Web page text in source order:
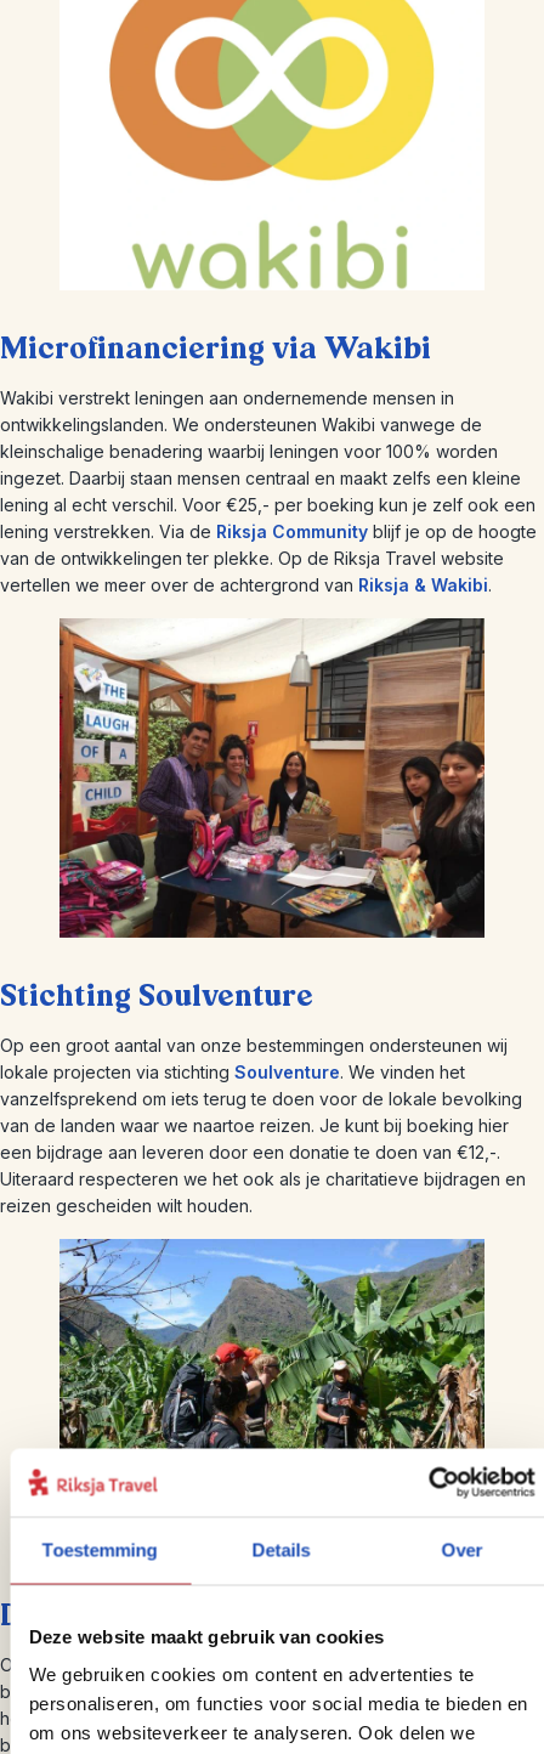
Toestemming Details Over
Deze website maakt gebruik van cookies
We gebruiken cookies om content en advertenties te
personaliseren, om functies voor social media te bieden en
om ons websiteverkeer te analyseren. Ook delen we
Microfinanciering via Wakibi
Wakibi verstrekt leningen aan ondernemende mensen in
ontwikkelingslanden. We ondersteunen Wakibi vanwege de
kleinschalige benadering waarbij leningen voor 100% worden
ingezet. Daarbij staan mensen centraal en maakt zelfs een kleine
lening al echt verschil. Voor €25,- per boeking kun je zelf ook een
lening verstrekken. Via de Riksja Community blijf je op de hoogte
van de ontwikkelingen ter plekke. Op de Riksja Travel website
vertellen we meer over de achtergrond van Riksja & Wakibi.
Stichting Soulventure
Op een groot aantal van onze bestemmingen ondersteunen wij
lokale projecten via stichting Soulventure. We vinden het
vanzelfsprekend om iets terug te doen voor de lokale bevolking
van de landen waar we naartoe reizen. Je kunt bij boeking hier
een bijdrage aan leveren door een donatie te doen van €12,-.
Uiteraard respecteren we het ook als je charitatieve bijdragen en
reizen gescheiden wilt houden.
Duurzame bouwstenen
Op de meeste bestemmingen bieden we een of meerdere
bouwstenen aan waar we bewust voor een duurzame insteek
hebben gekozen. Bijvoorbeeld door ontmoetingen met de lokale
bevolking wanneer je bij hen in een homestay verblijft of met hen